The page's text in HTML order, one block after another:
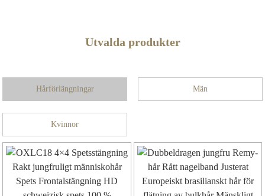
Utvalda produkter
Hårförlängningar Män
Kvinnor